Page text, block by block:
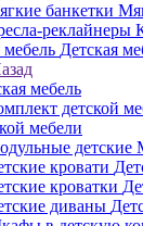
Детская
мебель
мебели